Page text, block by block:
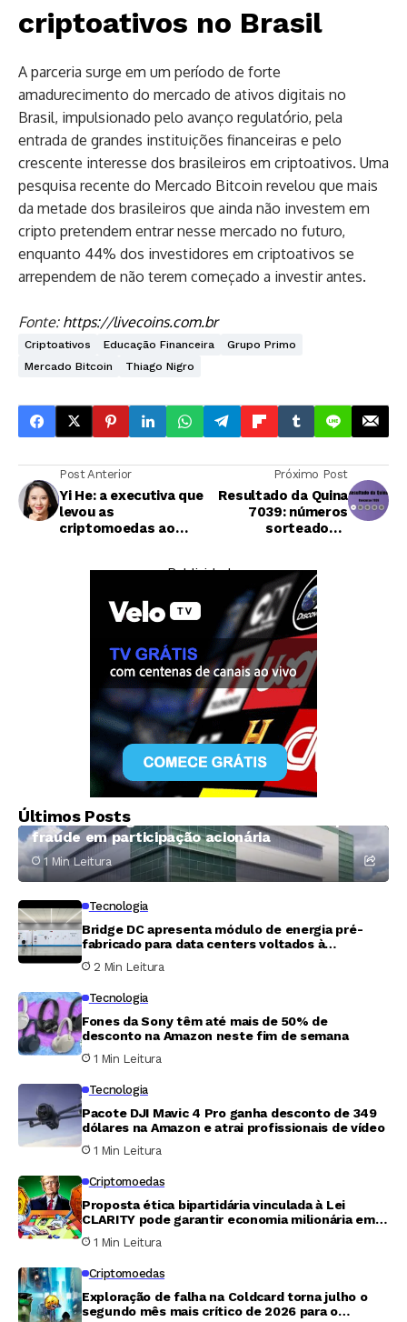
criptoativos no Brasil
A parceria surge em um período de forte
amadurecimento do mercado de ativos digitais no
Brasil, impulsionado pelo avanço regulatório, pela
entrada de grandes instituições financeiras e pelo
crescente interesse dos brasileiros em criptoativos. Uma
pesquisa recente do Mercado Bitcoin revelou que mais
da metade dos brasileiros que ainda não investem em
cripto pretendem entrar nesse mercado no futuro,
enquanto 44% dos investidores em criptoativos se
arrependem de não terem começado a investir antes.
Fonte: https://livecoins.com.br
Criptoativos Educação Financeira
Grupo Primo
Mercado Bitcoin
Thiago Nigro
Post Anterior
Yi He: a executiva que
levou as
criptomoedas ao
Próximo Post
Resultado da Quina
7039: números
sorteados e
sábado
— Publicidade —
Últimos Posts
Sete ex-funcionários processam Prime Data
Centers e exigem 400 milhões de dólares por
fraude em participação acionária
1 Min Leitura
Tecnologia
Bridge DC apresenta módulo de energia pré-
fabricado para data centers voltados à
inteligência artificial
2 Min Leitura
Tecnologia
Fones da Sony têm até mais de 50% de
desconto na Amazon neste fim de semana
1 Min Leitura
Tecnologia
Pacote DJI Mavic 4 Pro ganha desconto de 349
dólares na Amazon e atrai profissionais de vídeo
1 Min Leitura
Criptomoedas
Proposta ética bipartidária vinculada à Lei
CLARITY pode garantir economia milionária em
tributos para Trump
1 Min Leitura
Criptomoedas
Exploração de falha na Coldcard torna julho o
segundo mês mais crítico de 2026 para o